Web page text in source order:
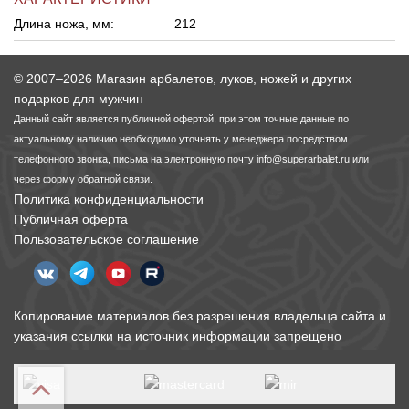
Длина ножа, мм: 212
© 2007–2026 Магазин арбалетов, луков, ножей и других
подарков для мужчин
Данный сайт является публичной офертой, при этом точные данные по
актуальному наличию необходимо уточнять у менеджера посредством
телефонного звонка, письма на электронную почту info@superarbalet.ru или
через форму обратной связи.
Политика конфиденциальности
Публичная оферта
Пользовательское соглашение
Копирование материалов без разрешения владельца сайта и
указания ссылки на источник информации запрещено
Линейки для настройки лука
Кликеры для лука
Плунжеры для лука
Киссеры для лука
Охотничьи ножи